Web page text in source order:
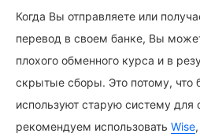
Когда Вы отправляете или
перевод в своем банке, Вы
плохого обменного курса и в
скрытые сборы. Это потому, что
используют старую систему
рекомендуем использовать Wise